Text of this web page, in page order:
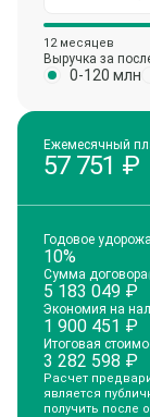
12 месяцев
Выручка за
0-120 млн
Ежемесячный
57 751 ₽
Годовое
10%
Сумма договора
5 183 049 ₽
Экономия на
1 900 451 ₽
Итоговая
3 282 598 ₽
Расчет
является
получить после